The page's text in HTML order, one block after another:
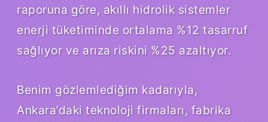
raporuna göre, akıllı hidrolik sistemler
enerji tüketiminde ortalama %12 tasarruf
sağlıyor ve arıza riskini %25 azaltıyor.
Benim gözlemlediğim kadarıyla,
Ankara’daki teknoloji firmaları, fabrika